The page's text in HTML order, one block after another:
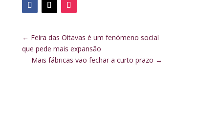
← Feira das Oitavas é um fenómeno social
que pede mais expansão
Mais fábricas vão fechar a curto prazo →